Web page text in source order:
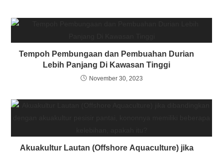
Tempoh Pembungaan dan Pembuahan Durian
Lebih Panjang Di Kawasan Tinggi
November 30, 2023
Akuakultur Lautan (Offshore Aquaculture) jika